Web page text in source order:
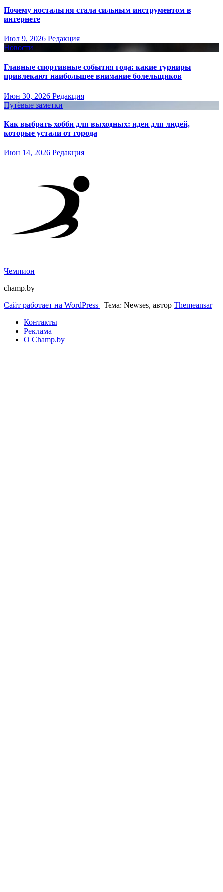
Почему ностальгия стала сильным инструментом в
интернете
Июл 9, 2026 Редакция
Новости
Главные спортивные события года: какие турниры
привлекают наибольшее внимание болельщиков
Июн 30, 2026 Редакция
Путёвые заметки
Как выбрать хобби для выходных: идеи для людей,
которые устали от города
Июн 14, 2026 Редакция
Чемпион
champ.by
Сайт работает на WordPress | Тема: Newses, автор Themeansar
Контакты
Реклама
О Champ.by